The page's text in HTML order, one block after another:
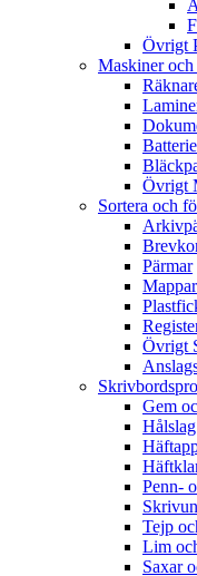
Övrigt
Maskiner
Övrigt
Sortera och
Pärmar
Mappar
Övrigt
Gem
Hålslag
Penn-
Tejp
Lim
Saxar